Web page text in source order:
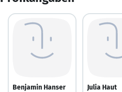
Benjamin Hanser Julia Haut